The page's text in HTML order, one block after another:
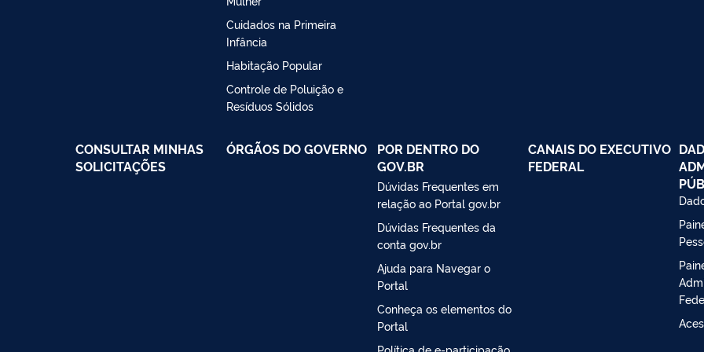
Cuidados na Primeira
Infância
Habitação Popular
Controle de Poluição e
Resíduos Sólidos
CONSULTAR MINHAS
SOLICITAÇÕES
ÓRGÃOS DO GOVERNO
POR DENTRO DO
GOV.BR
Dúvidas Frequentes em
relação ao Portal gov.br
Dúvidas Frequentes da
conta gov.br
Ajuda para Navegar o
Portal
Conheça os elementos do
Portal
CANAIS DO EXECUTIVO
FEDERAL